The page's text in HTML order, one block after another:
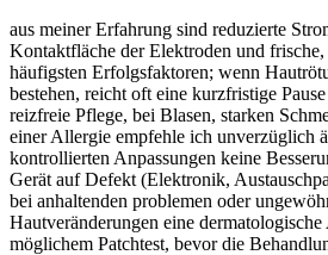
aus meiner ⁣Erfahrung sind reduzierte
Kontaktfläche der‌ Elektroden und frische,
häufigsten Erfolgsfaktoren; wenn
bestehen,⁢ reicht ⁣oft ⁣eine kurzfristige
reizfreie Pflege, bei ⁣Blasen, starken
⁣einer Allergie empfehle ich​ unverzüglich
kontrollierten‌ Anpassungen keine
Gerät ‍auf Defekt‌ (Elektronik,
bei ⁢anhaltenden problemen oder
Hautveränderungen ⁤eine⁣
möglichem Patchtest, ⁤bevor die